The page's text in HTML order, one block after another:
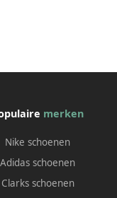
merken
Nike schoenen
Adidas schoenen
Clarks schoenen